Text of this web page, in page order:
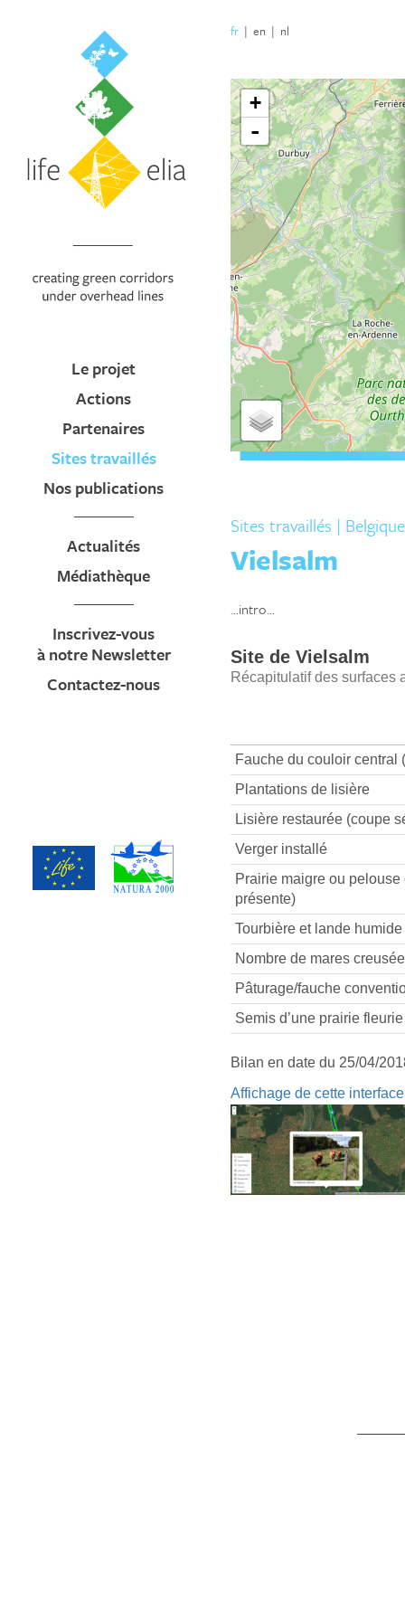
Le projet
Actions
Partenaires
Sites travaillés
Nos publications
Actualités
Médiathèque
Inscrivez-vous
à notre Newsletter
Contactez-nous
fr | en | nl
Sites travaillés | Belgique
Vielsalm
...intro...